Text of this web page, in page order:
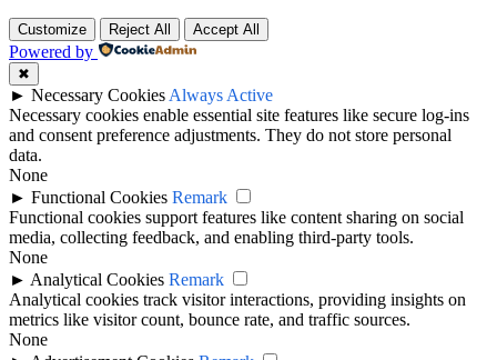
Customize Reject All Accept All
Powered by
✖
► Necessary Cookies Always Active
Necessary cookies enable essential site features like secure log-ins
and consent preference adjustments. They do not store personal
data.
None
► Functional Cookies Remark
Functional cookies support features like content sharing on social
media, collecting feedback, and enabling third-party tools.
None
► Analytical Cookies Remark
Analytical cookies track visitor interactions, providing insights on
metrics like visitor count, bounce rate, and traffic sources.
None